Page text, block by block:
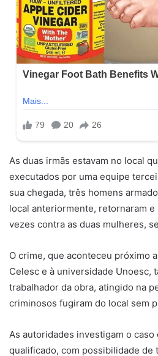
As duas irmãs estavam no local
executados por uma equipe
sua chegada, três homens
local anteriormente, retornaram e
vezes contra as duas mulheres,
O crime, que aconteceu próximo
Celesc e à universidade Unoesc,
trabalhador da obra, atingido na
criminosos fugiram do local sem
As autoridades investigam o
qualificado, com possibilidade de